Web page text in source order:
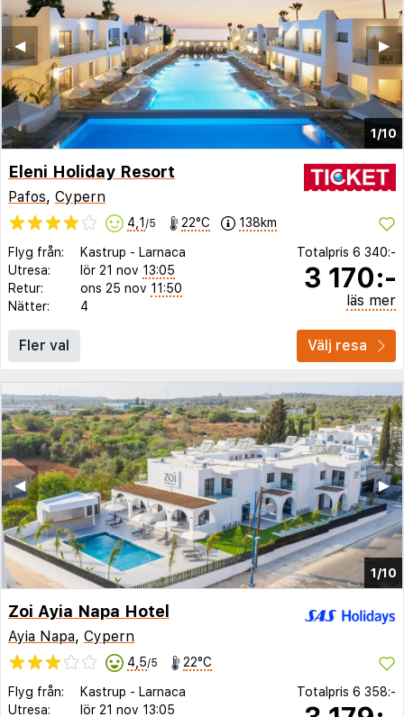
1/10
▶︎
◀︎
Eleni Holiday Resort
Pafos, Cypern
4,1 /5 22°C 138km
Flyg från: Kastrup - Larnaca
Utresa:
lör 21 nov 13:05
Retur:
ons 25 nov 11:50
Nätter:
4
Totalpris 6 340:-
3 170:-
läs mer
Fler val Välj resa
1/10
▶︎
◀︎
Zoi Ayia Napa Hotel
Ayia Napa, Cypern
4,5/5 22°C
Flyg från: Kastrup - Larnaca
Utresa:
lör 21 nov 13:05
Totalpris 6 358:-